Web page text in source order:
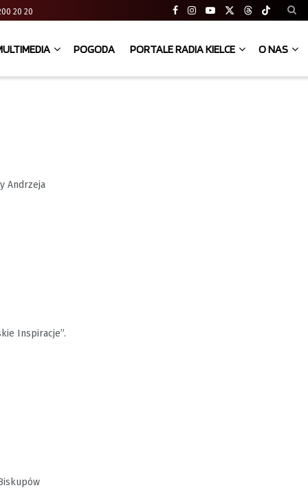
200 20 20
POGODA PORTALE RADIA KIELCE O NAS
Andrzeja
Inspiracje”.